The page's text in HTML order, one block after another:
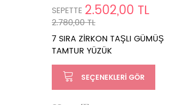
SEPETTE 2.502,00 TL
2.780,00 TL
7 SIRA ZİRKON TAŞLI GÜMÜŞ
TAMTUR YÜZÜK
SEÇENEKLERI GÖR